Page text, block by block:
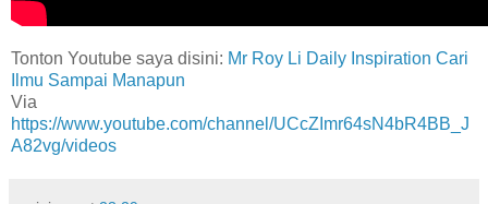
Tonton Youtube saya disini: Mr Roy Li Daily Inspiration Cari
Ilmu Sampai Manapun
Via
https://www.youtube.com/channel/UCcZImr64sN4bR4BB_J
A82vg/videos